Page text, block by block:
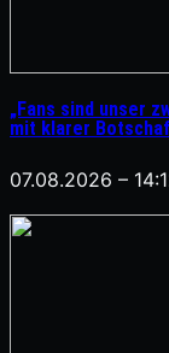
„Fans sind unser
mit klarer
07.08.2026 –